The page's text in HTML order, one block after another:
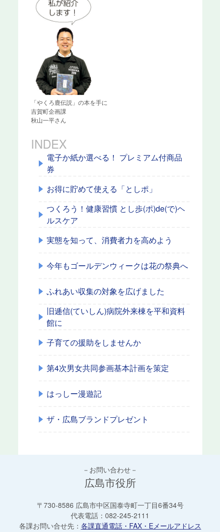
「やくろ鹿伝説」の本を手に
吉賀町企画課
秋山一平さん
INDEX
電子か紙か選べる！ プレミアム付商品
券
お得に貯めて使える「としポ」
つくろう！健康習慣 とし歩(ポ)de(で)ヘ
ルスケア
実態を知って、消費者力を高めよう
今年もゴールデンウィークは花の祭典へ
ふれあい収集の対象を広げました
旧逓信(ていしん)病院外来棟を平和資料
館に
子育ての援助をしませんか
第4次男女共同参画基本計画を策定
はっしー漫遊記
ザ・広島ブランドプレゼント
－お問い合わせ－
広島市役所
〒730-8586 広島市中区国泰寺町一丁目6番34号
代表電話： 082-245-2111
各課お問い合せ先： 各課直通電話・FAX・Eメールアドレス